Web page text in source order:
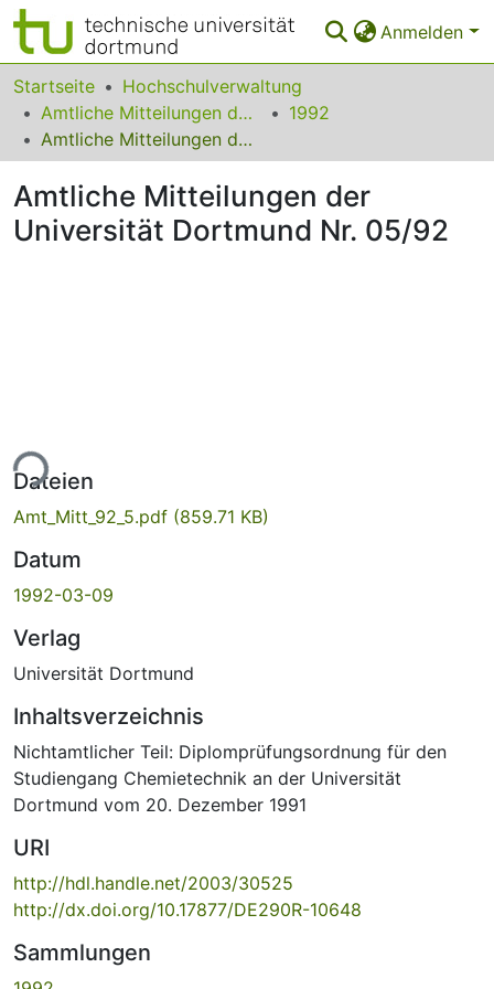
Anmelden
Bereiche & Sammlungen
Das gesamte Repositorium
FAQ
Startseite
Hochschulverwaltung
Amtliche Mitteilungen der Technischen Universität Dortmund
1992
Amtliche Mitteilungen der Universität Dortmund Nr. 05/92
Amtliche Mitteilungen der
Universität Dortmund Nr. 05/92
Dateien
Amt_Mitt_92_5.pdf (859.71 KB)
Datum
1992-03-09
Verlag
Universität Dortmund
Inhaltsverzeichnis
Nichtamtlicher Teil: Diplomprüfungsordnung für den
Studiengang Chemietechnik an der Universität
Dortmund vom 20. Dezember 1991
URI
http://hdl.handle.net/2003/30525
http://dx.doi.org/10.17877/DE290R-10648
Sammlungen